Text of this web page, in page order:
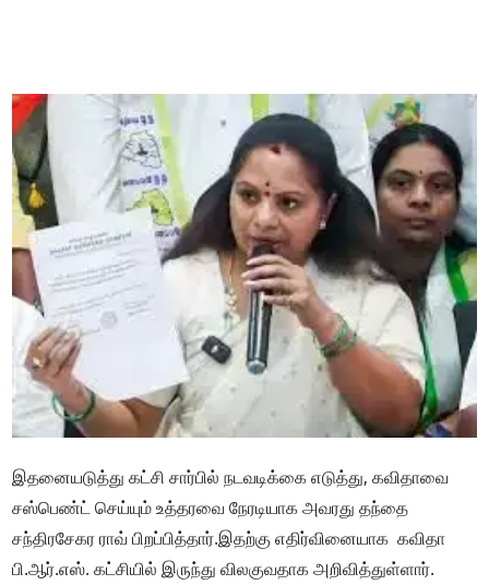
இதனையடுத்து கட்சி சார்பில் நடவடிக்கை எடுத்து, கவிதாவை
சஸ்பெண்ட் செய்யும் உத்தரவை நேரடியாக அவரது தந்தை
சந்திரசேகர ராவ் பிறப்பித்தார்.இதற்கு எதிர்வினையாக கவிதா
பி.ஆர்.எஸ். கட்சியில் இருந்து விலகுவதாக அறிவித்துள்ளார்.